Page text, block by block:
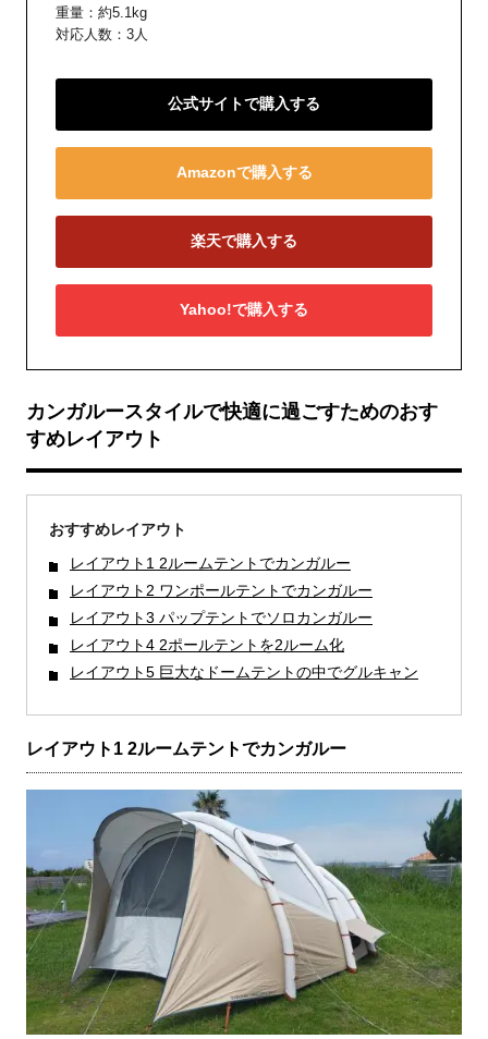
重量：約5.1kg
対応人数：3人
公式サイトで購入する
Amazonで購入する
楽天で購入する
Yahoo!で購入する
カンガルースタイルで快適に過ごすためのおす
すめレイアウト
おすすめレイアウト
レイアウト1 2ルームテントでカンガルー
レイアウト2 ワンポールテントでカンガルー
レイアウト3 パップテントでソロカンガルー
レイアウト4 2ポールテントを2ルーム化
レイアウト5 巨大なドームテントの中でグルキャン
レイアウト1 2ルームテントでカンガルー